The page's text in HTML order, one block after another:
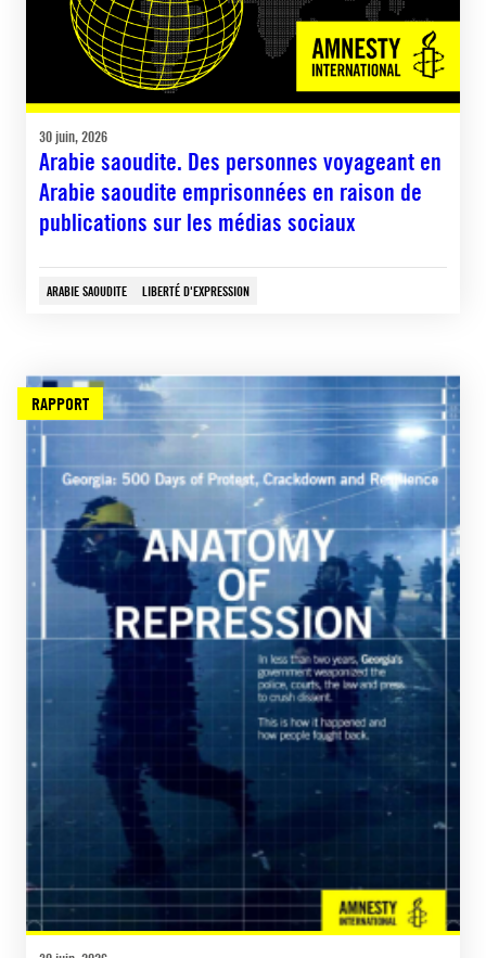
30 juin, 2026
Arabie saoudite. Des personnes voyageant en
Arabie saoudite emprisonnées en raison de
publications sur les médias sociaux
ARABIE SAOUDITE LIBERTÉ D'EXPRESSION
RAPPORT